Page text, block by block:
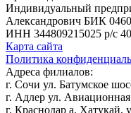
Индивидуальный
Александрович БИК
ИНН 344809215025 р/с
Карта сайта
Политика
Адреса филиалов:
г. Сочи ул. Батумское
г. Адлер ул.
г. Краснодар а. Хатукай,